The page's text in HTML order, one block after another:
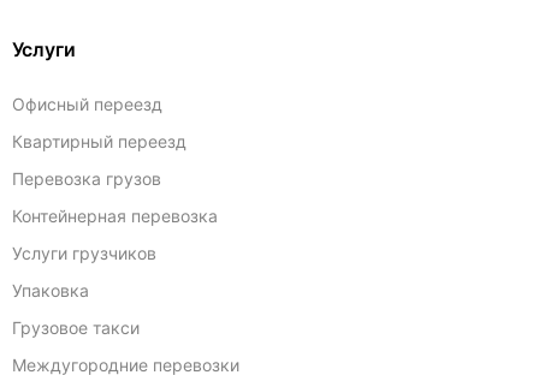
Услуги
Офисный переезд
Квартирный переезд
Перевозка грузов
Контейнерная перевозка
Услуги грузчиков
Упаковка
Грузовое такси
Междугородние перевозки